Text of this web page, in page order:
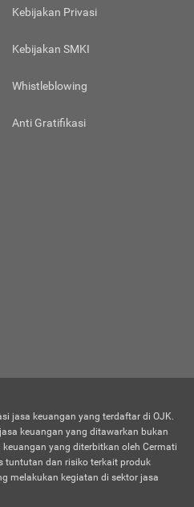
Kebijakan Privasi
Kebijakan SMKI
Whistleblowing
Anti Gratifikasi
jasa keuangan yang terdaftar di OJK.
keuangan yang ditawarkan bukan
yang diterbitkan oleh Cermati
tuntutan dan risiko terkait produk
melakukan kegiatan di sektor jasa